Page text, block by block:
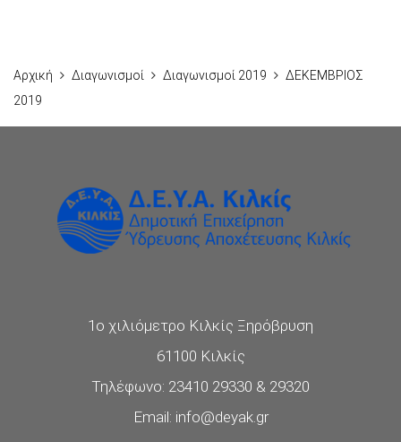
Αρχική Διαγωνισμοί Διαγωνισμοί 2019
ΔΕΚΕΜΒΡΙΟΣ
2019
1ο χιλιόμετρο Κιλκίς Ξηρόβρυση
61100 Κιλκίς
Τηλέφωνο: 23410 29330 & 29320
Email: info@deyak.gr